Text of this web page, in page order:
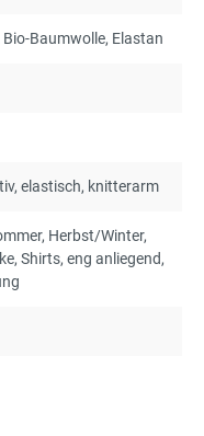
Bio-Baumwolle, Elastan
, elastisch, knitterarm
, Herbst/Winter,
, Shirts, eng anliegend,